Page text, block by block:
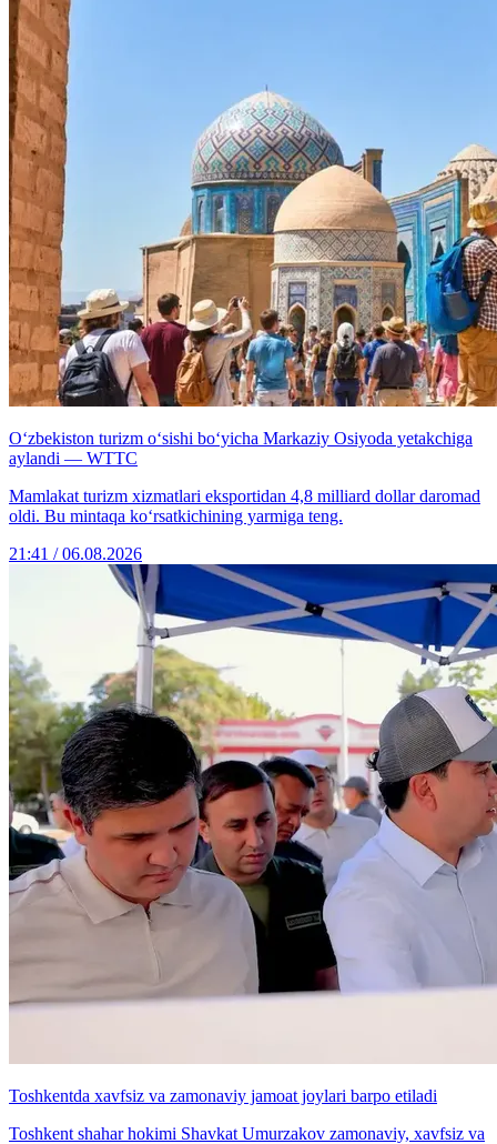
O‘zbekiston turizm o‘sishi bo‘yicha Markaziy Osiyoda yetakchiga
aylandi — WTTC
Mamlakat turizm xizmatlari eksportidan 4,8 milliard dollar daromad
oldi. Bu mintaqa ko‘rsatkichining yarmiga teng.
21:41 / 06.08.2026
Toshkentda xavfsiz va zamonaviy jamoat joylari barpo etiladi
Toshkent shahar hokimi Shavkat Umurzakov zamonaviy, xavfsiz va